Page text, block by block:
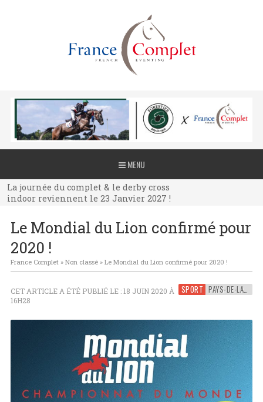
MENU
La journée du complet & le derby cross
indoor reviennent le 23 Janvier 2027 !
La journée du complet & le derby cross
indoor reviennent le 23 Janvier 2027 !
indoor reviennent le 23 Janvier 2027 !
Le Mondial du Lion confirmé pour
2020 !
France Complet» Non classé» Le Mondial du Lion confirmé pour 2020 !
SPORT PAYS-DE-LA-LOIRE
CET ARTICLE A ÉTÉ PUBLIÉ LE : 18 JUIN 2020 À
16H28